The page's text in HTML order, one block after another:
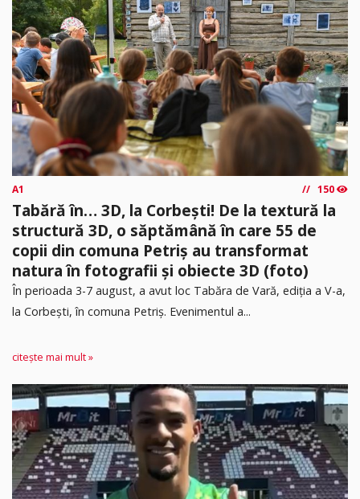
A1 150
Tabără în… 3D, la Corbești! De la textură la
structură 3D, o săptămână în care 55 de
copii din comuna Petriș au transformat
natura în fotografii și obiecte 3D (foto)
În perioada 3-7 august, a avut loc Tabăra de Vară, ediția a V-a,
la Corbești, în comuna Petriș. Evenimentul a...
citește mai mult »